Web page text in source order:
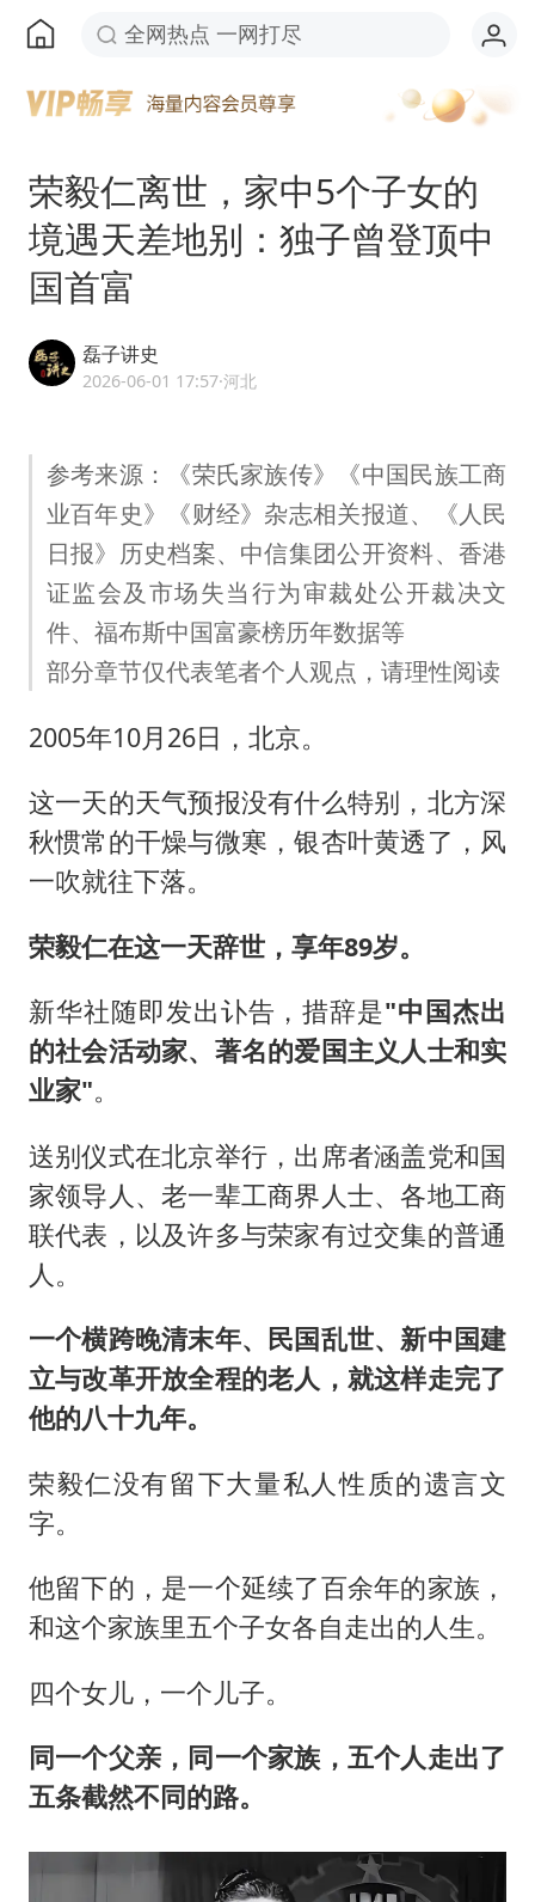
全网热点 一网打尽
荣毅仁离世，家中5个子女的
境遇天差地别：独子曾登顶中
国首富
磊子讲史
2026-06-01 17:57·河北
参考来源：《荣氏家族传》《中国民族工商
业百年史》《财经》杂志相关报道、《人民
日报》历史档案、中信集团公开资料、香港
证监会及市场失当行为审裁处公开裁决文
件、福布斯中国富豪榜历年数据等
部分章节仅代表笔者个人观点，请理性阅读
2005年10月26日，北京。
这一天的天气预报没有什么特别，北方深
秋惯常的干燥与微寒，银杏叶黄透了，风
一吹就往下落。
荣毅仁在这一天辞世，享年89岁。
新华社随即发出讣告，措辞是"中国杰出
的社会活动家、著名的爱国主义人士和实
业家"。
送别仪式在北京举行，出席者涵盖党和国
家领导人、老一辈工商界人士、各地工商
联代表，以及许多与荣家有过交集的普通
人。
一个横跨晚清末年、民国乱世、新中国建
立与改革开放全程的老人，就这样走完了
他的八十九年。
荣毅仁没有留下大量私人性质的遗言文
字。
他留下的，是一个延续了百余年的家族，
和这个家族里五个子女各自走出的人生。
四个女儿，一个儿子。
同一个父亲，同一个家族，五个人走出了
五条截然不同的路。